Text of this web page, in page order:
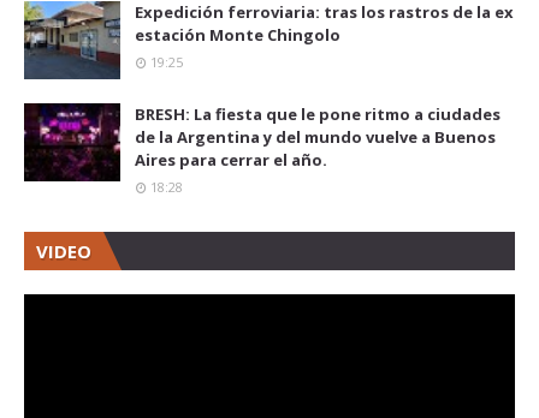
Expedición ferroviaria: tras los rastros de la ex
estación Monte Chingolo
19:25
BRESH: La fiesta que le pone ritmo a ciudades
de la Argentina y del mundo vuelve a Buenos
Aires para cerrar el año.
18:28
VIDEO